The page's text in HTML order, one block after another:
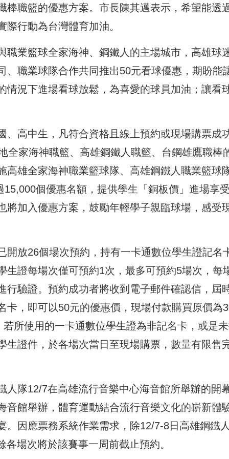
棒職籃的優惠方案。市長陳其邁表示，希望能透
行動為台灣體育加油。
職業籃球全家海神、鋼鐵人的主場城市，高雄球
、職業球隊合作共同推出50元看球優惠，期盼能
情況下進場看球放鬆，為喜愛的球員加油；讓看
、高中生，凡符合資格且線上預約或現場購票成
全家海神職籃、高雄鋼鐵人職籃、台鋼雄鷹職棒
高雄全家海神職業籃球隊、高雄鋼鐵人職業籃球
個優惠名額，提供學生「銅板價」進場享
將加入優惠方案，鼓勵年輕學子親臨球場，感受
開放26個場次預約，持有一卡通數位學生證記名
生證每場次僅可預約1次，最多可預約5場次，每
行驗證。預約成功者將收到電子郵件確認信，屆
卡，即可以50元的優惠價，現場付款購買原價為
所使用的一卡通數位學生證為非記名卡，或是
生證件，於各場次當日至現場購票，數量有限售
人隊12/7在高雄流行音樂中心海音館所舉辦的開
音館舉辦，體育運動結合流行音樂文化的嶄新體
。因應票務系統作業需求，除12/7-8日高雄鋼鐵
場次將於該賽事一周前截止預約。